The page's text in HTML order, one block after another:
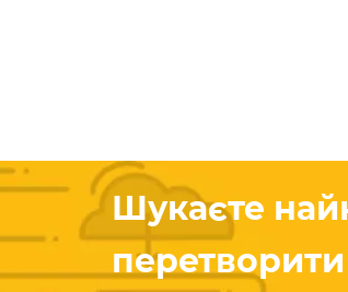
Шукаєте
перетворити